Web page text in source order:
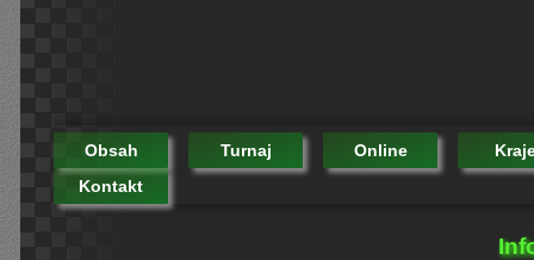
Obsah Turnaj Online
Kontakt